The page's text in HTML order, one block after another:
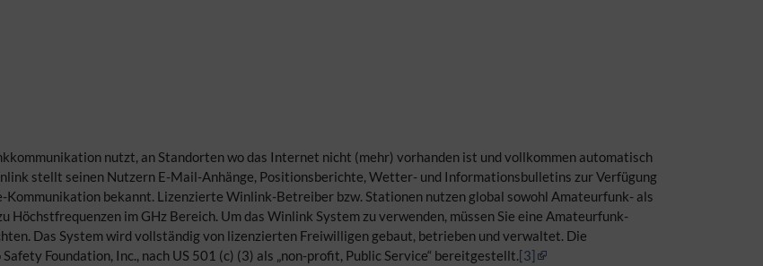
nutzt, an Standorten wo das Internet nicht (mehr) vorhanden ist und vollkommen automatisch
stellt seinen Nutzern E-Mail-Anhänge, Positionsberichte, Wetter- und Informationsbulletins zur Verfügung
bekannt. Lizenzierte Winlink-Betreiber bzw. Stationen nutzen global sowohl Amateurfunk- als
Höchstfrequenzen im GHz Bereich. Um das Winlink System zu verwenden, müssen Sie eine Amateurfunk-
Das System wird vollständig von lizenzierten Freiwilligen gebaut, betrieben und verwaltet. Die
Foundation, Inc., nach US 501 (c) (3) als „non-profit, Public Service“ bereitgestellt.[3]